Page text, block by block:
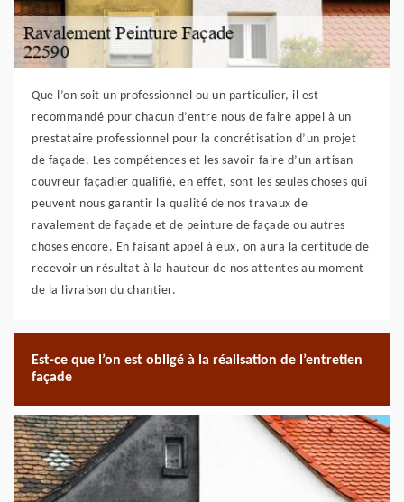
Que l’on soit un professionnel ou un particulier, il est
recommandé pour chacun d’entre nous de faire appel à un
prestataire professionnel pour la concrétisation d’un projet
de façade. Les compétences et les savoir-faire d’un artisan
couvreur façadier qualifié, en effet, sont les seules choses qui
peuvent nous garantir la qualité de nos travaux de
ravalement de façade et de peinture de façade ou autres
choses encore. En faisant appel à eux, on aura la certitude de
recevoir un résultat à la hauteur de nos attentes au moment
de la livraison du chantier.
Est-ce que l’on est obligé à la réalisation de l’entretien
façade